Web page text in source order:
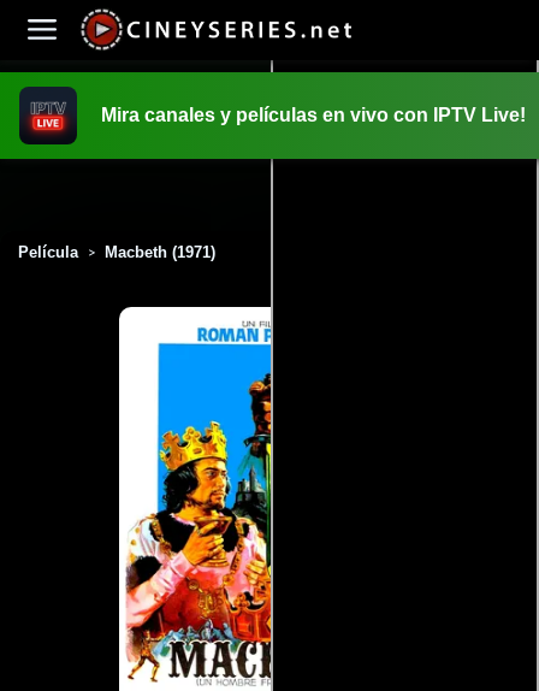
Mira canales y películas en vivo con IPTV Live!
Película > Macbeth (1971)